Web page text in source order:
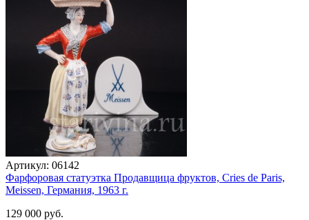
Артикул: 06142
Фарфоровая статуэтка Продавщица фруктов, Cries de Paris,
Meissen, Германия, 1963 г.
129 000 руб.